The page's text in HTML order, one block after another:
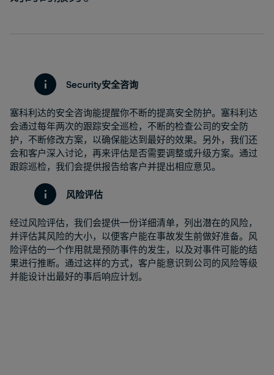
Security安全咨询
塞科利达的安全咨询能提醒你不断的提高安全防护。塞科利达
会通过每年两次的跟踪安全巡检，不断的检查公司的安全防
护，不断修改方案，以确保能达到最好的效果。另外，我们还
会和客户深入讨论，再来评估是否需要调整或升级方案。通过
跟踪巡检，我们会提供报告给客户并提出相应意见。
风险评估
经过风险评估，我们会提供一份详细清单，列出潜在的风险，
并评估其风险的大小，以便客户能在事故发生前做好准备。风
险评估的一个作用就是预防事件的发生，以及对事件可能的结
果进行推断。通过这样的方式，客户能意识到公司的风险等级
并能设计出最好的事后响应计划。